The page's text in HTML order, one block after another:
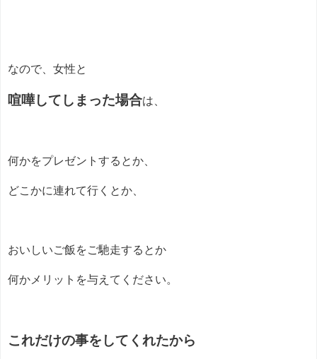
なので、女性と
喧嘩してしまった場合は、
何かをプレゼントするとか、
どこかに連れて行くとか、
おいしいご飯をご馳走するとか
何かメリットを与えてください。
これだけの事をしてくれたから